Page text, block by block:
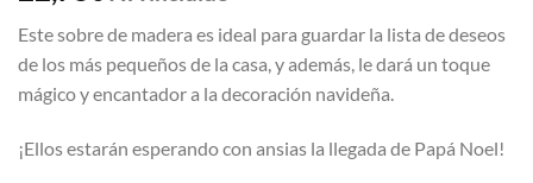
Este sobre de madera es ideal para guardar la lista de deseos
de los más pequeños de la casa, y además, le dará un toque
mágico y encantador a la decoración navideña.
¡Ellos estarán esperando con ansias la llegada de Papá Noel!